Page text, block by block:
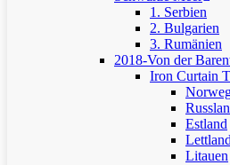
1. Serbien
2. Bulgarien
3. Rumänien
2018-Von der
Iron Curtain
Estland
Lettland
Litauen